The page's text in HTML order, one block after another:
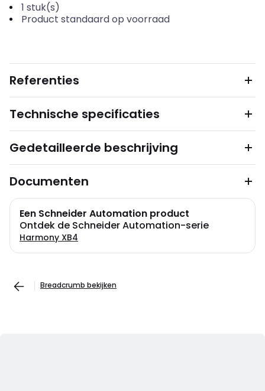
1 stuk(s)
Product standaard op voorraad
Referenties
Technische specificaties
Gedetailleerde beschrijving
Documenten
Een Schneider Automation product
Ontdek de Schneider Automation-serie
Harmony XB4
Breadcrumb bekijken